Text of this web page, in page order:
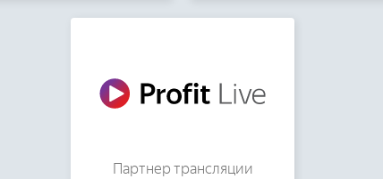
Партнер трансляции